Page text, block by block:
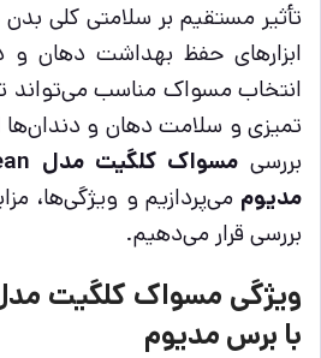
تأثیر مستقیم بر سلامتی کلی
ابزارهای حفظ بهداشت دهان
انتخاب مسواک مناسب می‌تواند
تمیزی و سلامت دهان و دندان‌ها
بررسی
مدیوم می‌پردازیم و ویژگی‌ها،
بررسی قرار می‌دهیم.
با برس مدیوم